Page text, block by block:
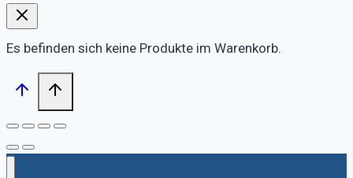
Es befinden sich keine Produkte im Warenkorb.